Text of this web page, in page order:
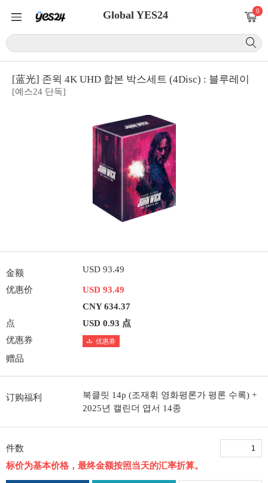
Global YES24 0
[蓝光] 존윅 4K UHD 합본 박스세트 (4Disc) : 블루레이
[예스24 단독]
金额 USD 93.49
优惠价
USD 93.49
CNY 634.37
点
USD 0.93 点
优惠券
优惠券
赠品
订购福利
북클릿 14p (조재휘 영화평론가 평론 수록) +
2025년 캘린더 엽서 14종
件数
标价为基本价格，最终金额按照当天的汇率折算。